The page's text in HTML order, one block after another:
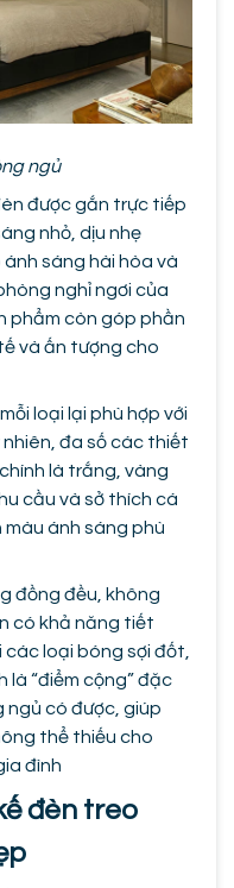
ngủ
được gắn trực tiếp
nhỏ, dịu nhẹ
sáng hài hòa và
nghỉ ngơi của
phẩm còn góp phần
và ấn tượng cho
loại lại phù hợp với
đa số các thiết
là trắng, vàng
cầu và sở thích cá
ánh sáng phù
đồng đều, không
có khả năng tiết
các loại bóng sợi đốt,
“điểm cộng” đặc
có được, giúp
thể thiếu cho
đình
đèn treo